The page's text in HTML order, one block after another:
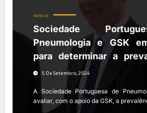
NOTÍCIAS
Sociedade
Pneumologia e GSK
para determinar a
Doença Pulmonar
Crónica em Portugal
5 De Setembro, 2024
A Sociedade Portuguesa de
avaliar, com o apoio da GSK, a